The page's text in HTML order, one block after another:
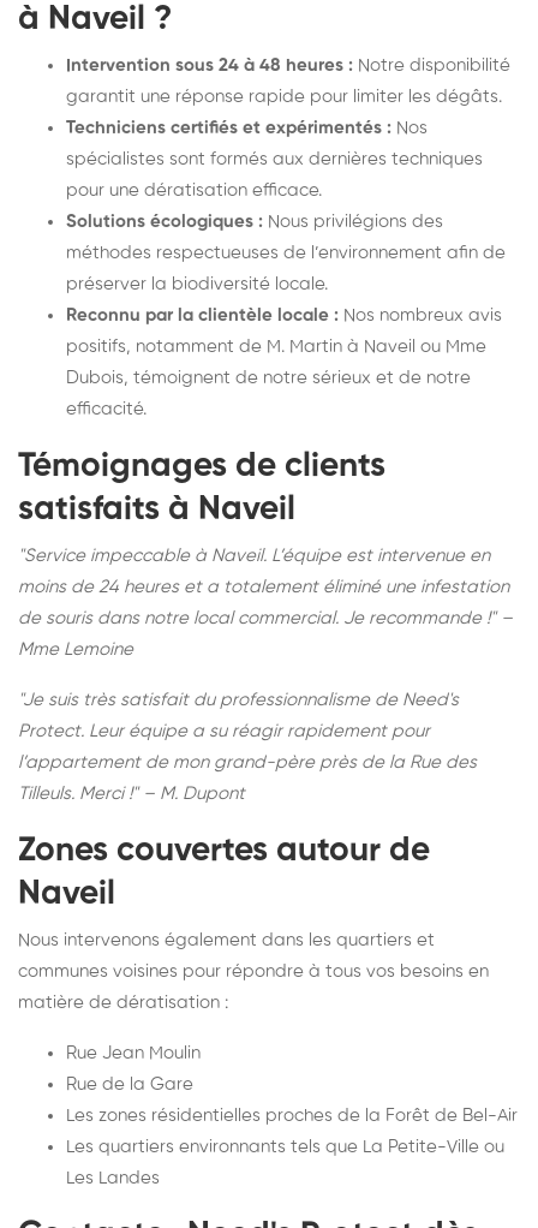
à Naveil ?
Intervention sous 24 à 48 heures : Notre disponibilité
garantit une réponse rapide pour limiter les dégâts.
Techniciens certifiés et expérimentés : Nos
spécialistes sont formés aux dernières techniques
pour une dératisation efficace.
Solutions écologiques : Nous privilégions des
méthodes respectueuses de l’environnement afin de
préserver la biodiversité locale.
Reconnu par la clientèle locale : Nos nombreux avis
positifs, notamment de M. Martin à Naveil ou Mme
Dubois, témoignent de notre sérieux et de notre
efficacité.
Témoignages de clients
satisfaits à Naveil
"Service impeccable à Naveil. L’équipe est intervenue en
moins de 24 heures et a totalement éliminé une infestation
de souris dans notre local commercial. Je recommande !" –
Mme Lemoine
"Je suis très satisfait du professionnalisme de Need's
Protect. Leur équipe a su réagir rapidement pour
l’appartement de mon grand-père près de la Rue des
Tilleuls. Merci !" – M. Dupont
Zones couvertes autour de
Naveil
Nous intervenons également dans les quartiers et
communes voisines pour répondre à tous vos besoins en
matière de dératisation :
Rue Jean Moulin
Rue de la Gare
Les zones résidentielles proches de la Forêt de Bel-Air
Les quartiers environnants tels que La Petite-Ville ou
Les Landes